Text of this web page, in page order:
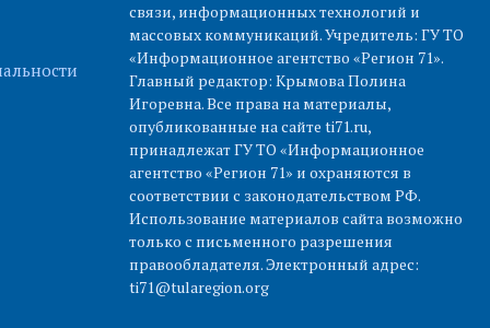
связи, информационных технологий и
массовых коммуникаций. Учредитель: ГУ ТО
«Информационное агентство «Регион 71».
Главный редактор: Крымова Полина
Игоревна. Все права на материалы,
опубликованные на сайте ti71.ru,
принадлежат ГУ ТО «Информационное
агентство «Регион 71» и охраняются в
соответствии с законодательством РФ.
Использование материалов сайта возможно
только с письменного разрешения
правообладателя. Электронный адрес:
ti71@tularegion.org